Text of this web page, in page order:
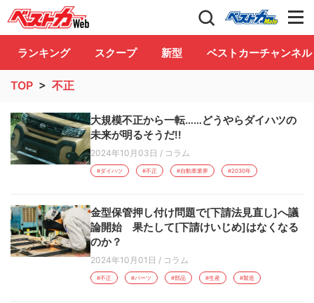
自動車情報誌「ベストカー」 Club
ランキング スクープ 新型 ベストカーチャンネル
TOP > 不正
大規模不正から一転……どうやらダイハツの
未来が明るそうだ!!
2024年10月03日 / コラム
#ダイハツ #不正 #自動車業界 #2030年
金型保管押し付け問題で[下請法見直し]へ議
論開始 果たして[下請けいじめ]はなくなる
のか？
2024年10月01日 / コラム
#不正 #パーツ #部品 #生産 #製造